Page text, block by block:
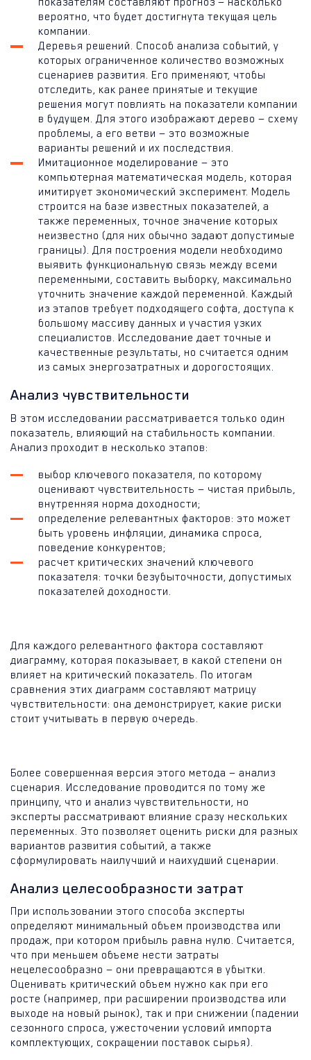
вероятно, что будет достигнута текущая цель
компании.
Деревья решений. Способ анализа событий, у
которых ограниченное количество возможных
сценариев развития. Его применяют, чтобы
отследить, как ранее принятые и текущие
решения могут повлиять на показатели компании
в будущем. Для этого изображают дерево — схему
проблемы, а его ветви — это возможные
варианты решений и их последствия.
Имитационное моделирование — это
компьютерная математическая модель, которая
имитирует экономический эксперимент. Модель
строится на базе известных показателей, а
также переменных, точное значение которых
неизвестно (для них обычно задают допустимые
границы). Для построения модели необходимо
выявить функциональную связь между всеми
переменными, составить выборку, максимально
уточнить значение каждой переменной. Каждый
из этапов требует подходящего софта, доступа к
большому массиву данных и участия узких
специалистов. Исследование дает точные и
качественные результаты, но считается одним
из самых энергозатратных и дорогостоящих.
Анализ чувствительности
В этом исследовании рассматривается только один
показатель, влияющий на стабильность компании.
Анализ проходит в несколько этапов:
выбор ключевого показателя, по которому
оценивают чувствительность — чистая прибыль,
внутренняя норма доходности;
определение релевантных факторов: это может
быть уровень инфляции, динамика спроса,
поведение конкурентов;
расчет критических значений ключевого
показателя: точки безубыточности, допустимых
показателей доходности.
Для каждого релевантного фактора составляют
диаграмму, которая показывает, в какой степени он
влияет на критический показатель. По итогам
сравнения этих диаграмм составляют матрицу
чувствительности: она демонстрирует, какие риски
стоит учитывать в первую очередь.
Более совершенная версия этого метода — анализ
сценария. Исследование проводится по тому же
принципу, что и анализ чувствительности, но
эксперты рассматривают влияние сразу нескольких
переменных. Это позволяет оценить риски для разных
вариантов развития событий, а также
сформулировать наилучший и наихудший сценарии.
Анализ целесообразности затрат
При использовании этого способа эксперты
определяют минимальный объем производства или
продаж, при котором прибыль равна нулю. Считается,
что при меньшем объеме нести затраты
нецелесообразно — они превращаются в убытки.
Оценивать критический объем нужно как при его
росте (например, при расширении производства или
выходе на новый рынок), так и при снижении (падении
сезонного спроса, ужесточении условий импорта
комплектующих, сокращении поставок сырья).